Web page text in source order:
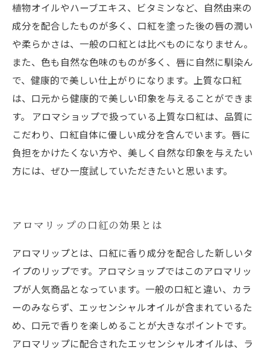
植物オイルやハーブエキス、ビタミンなど、自然由来の
成分を配合したものが多く、口紅を塗った後の唇の潤い
や柔らかさは、一般の口紅とは比べものになりません。
また、色も自然な色味のものが多く、唇に自然に馴染ん
で、健康的で美しい仕上がりになります。上質な口紅
は、口元から健康的で美しい印象を与えることができま
す。 アロマショップで扱っている上質な口紅は、品質に
こだわり、口紅自体に優しい成分を含んでいます。唇に
負担をかけたくない方や、美しく自然な印象を与えたい
方には、ぜひ一度試していただきたいと思います。
アロマリップの口紅の効果とは
アロマリップとは、口紅に香り成分を配合した新しいタ
イプのリップです。アロマショップではこのアロマリッ
プが人気商品となっています。一般の口紅と違い、カラ
ーのみならず、エッセンシャルオイルが含まれているた
め、口元で香りを楽しめることが大きなポイントです。
アロマリップに配合されたエッセンシャルオイルは、ラ